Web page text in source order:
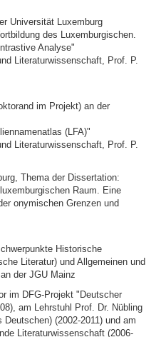
Universität Luxemburg
des Luxemburgischen.
Analyse"
Literaturwissenschaft, Prof. P.
im Projekt) an der
(LFA)"
Literaturwissenschaft, Prof. P.
Thema der Dissertation:
Raum. Eine
onymischen Grenzen und
Historische
Literatur) und Allgemeinen und
der JGU Mainz
im DFG-Projekt "Deutscher
am Lehrstuhl Prof. Dr. Nübling
(2002-2011) und am
Literaturwissenschaft (2006-